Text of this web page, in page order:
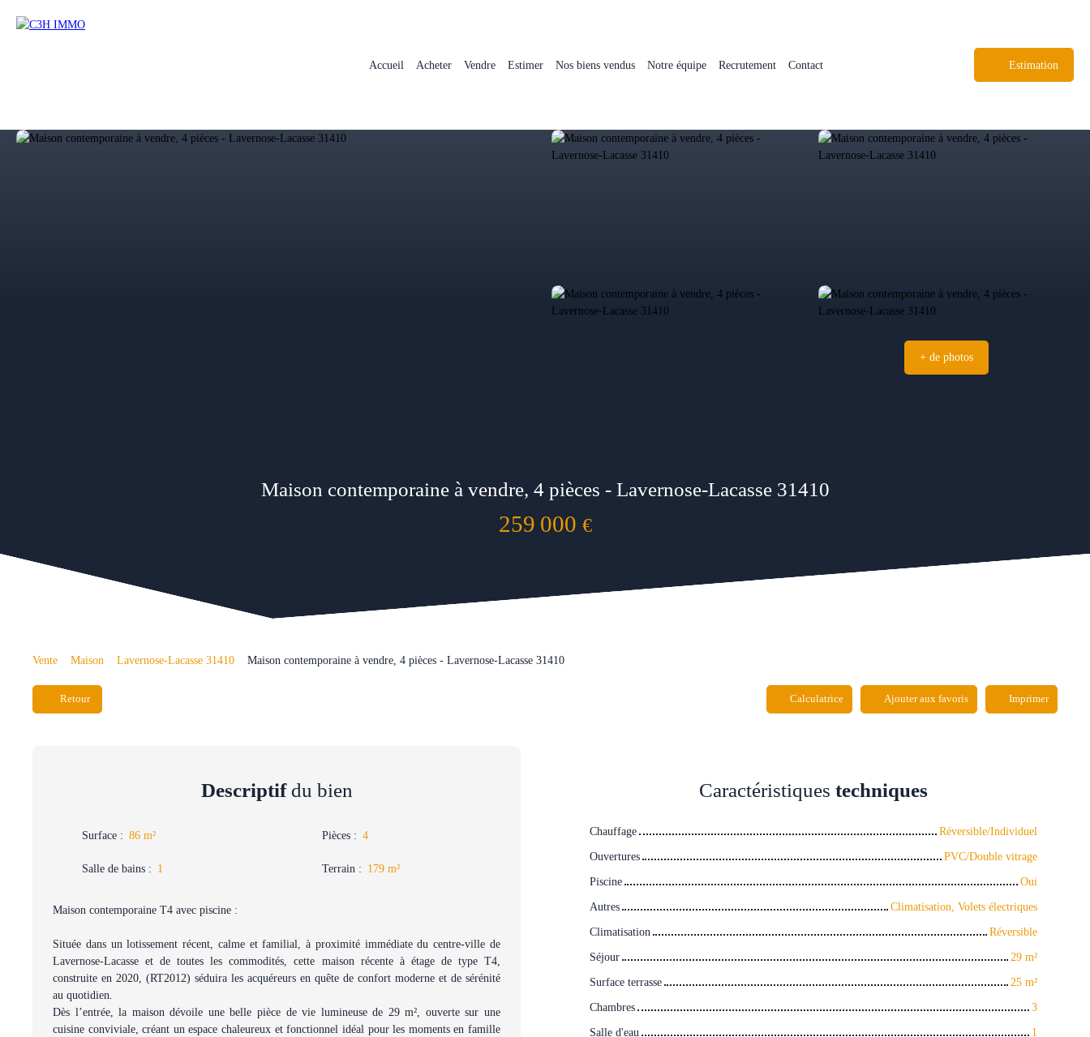
Accueil Acheter Vendre Estimer Nos biens vendus Notre équipe Recrutement Contact Estimation
+ de photos
Maison contemporaine à vendre, 4 pièces - Lavernose-Lacasse 31410
259 000 €
Vente Maison Lavernose-Lacasse 31410 Maison contemporaine à vendre, 4 pièces - Lavernose-Lacasse 31410
Retour Calculatrice Ajouter aux favoris Imprimer
Descriptifdu bien
Surface : 86 m² Pièces : 4
Salle de bains : 1 Terrain : 179 m²
Maison contemporaine T4 avec piscine :
Située dans un lotissement récent, calme et familial, à proximité immédiate du centre-ville de
Lavernose-Lacasse et de toutes les commodités, cette maison récente à étage de type T4,
construite en 2020, (RT2012) séduira les acquéreurs en quête de confort moderne et de sérénité
au quotidien.
Dès l’entrée, la maison dévoile une belle pièce de vie lumineuse de 29 m², ouverte sur une
cuisine conviviale, créant un espace chaleureux et fonctionnel idéal pour les moments en famille
Caractéristiques techniques
Chauffage
Réversible/Individuel
Ouvertures
PVC/Double vitrage
Piscine
Oui
Autres
Climatisation, Volets électriques
Climatisation
Réversible
Séjour
29 m²
Surface terrasse
25 m²
Chambres
3
Salle d'eau
1